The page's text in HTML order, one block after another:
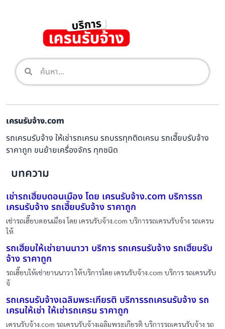
เครนรับจ้าง.com
รถเครนรับจ้าง ให้เช่ารถเครน รถบรรทุกติดเครน รถเฮี๊ยบรับจ้าง
ราคาถูก ขนย้ายเครื่องจักร ทุกชนิด
บทความ
เช่ารถเฮี๊ยบดอนเมือง โดย เครนรับจ้าง.com บริการรถ
เครนรับจ้าง รถเฮี๊ยบรับจ้าง ราคาถูก
เช่ารถเฮี๊ยบดอนเมือง โดย เครนรับจ้าง.com บริการรถเครนรับจ้าง รถเครน
ให้
รถเฮี๊ยบให้เช่ายานนาวา บริการ รถเครนรับจ้าง รถเฮี๊ยบรับ
จ้าง ราคาถูก
รถเฮี๊ยบให้เช่ายานนาวา ให้บริการโดย เครนรับจ้าง.com บริการ รถเครนรับ
จ้
รถเครนรับจ้างเฉลิมพระเกียรติ บริการรถเครนรับจ้าง รถ
เครนให้เช่า ให้เช่ารถเครน ราคาถูก
เครนรับจ้าง.com รถเครนรับจ้างเฉลิมพระเกียรติ บริการรถเครนรับจ้าง รถ